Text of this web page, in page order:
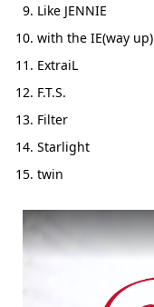
Like JENNIE
with the IE(way up)
ExtraiL
F.T.S.
Filter
Starlight
twin